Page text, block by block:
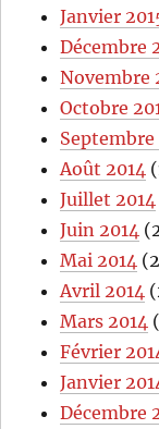
Janvier
Décembre
Novembre
Octobre
Septembre
Août 2014
Juillet 2014
Juin 2014
Mai 2014
Avril 2014
Mars 2014
Février
Janvier
Décembre